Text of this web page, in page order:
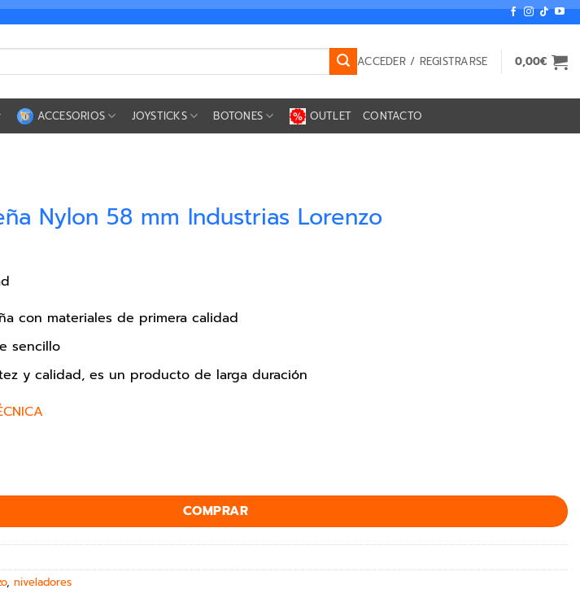
ACCEDER / REGISTRARSE 0,00€
ACCESORIOS JOYSTICKS BOTONES OUTLET CONTACTO
Nylon 58 mm Industrias Lorenzo
con materiales de primera calidad
sencillo
y calidad, es un producto de larga duración
COMPRAR
, niveladores